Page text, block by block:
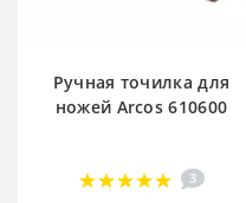
Ручная точилка для
ножей Arcos 610600
3